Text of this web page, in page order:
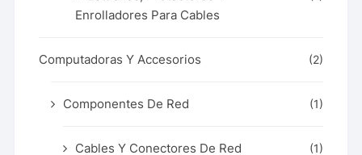
Enrolladores Para Cables
Computadoras Y Accesorios (2)
Componentes De Red (1)
Cables Y Conectores De Red (1)